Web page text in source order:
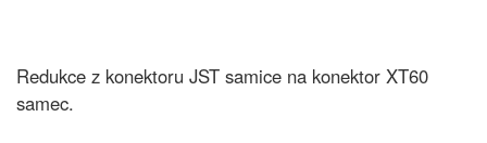
Redukce z konektoru JST samice na konektor XT60
samec.